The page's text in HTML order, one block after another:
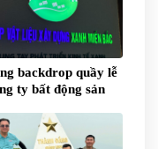
backdrop quầy lễ
ty bất động sản